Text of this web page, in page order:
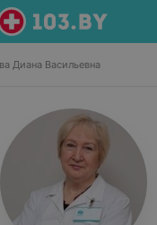
Диана Васильевна